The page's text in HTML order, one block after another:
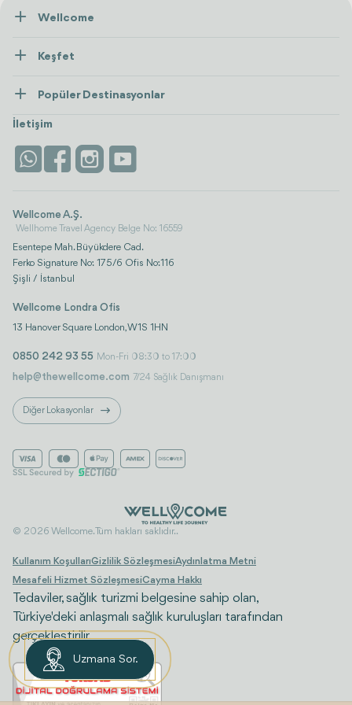
Wellcome
İletişim
Keşfet
Wellness
Konaklama
Life Platform
Popüler Destinasyonlar
Tümünü Gör
İstanbul
İletişim
Wellcome A.Ş.
Wellhome Travel Agency Belge No: 16559
Esentepe Mah. Büyükdere Cad.
Ferko Signature No: 175/6 Ofis No:116
Şişli / İstanbul
Wellcome Londra Ofis
13 Hanover Square London, W1S 1HN
0850 242 93 55 Mon-Fri 08:30 to 17:00
help@thewellcome.com 7/24 Sağlık Danışmanı
Diğer Lokasyonlar
© 2026 Wellcome. Tüm hakları saklıdır..
Kullanım KoşullarıGizlilik SözleşmesiAydınlatma Metni
Mesafeli Hizmet SözleşmesiCayma Hakkı
Tedaviler, sağlık turizmi belgesine sahip olan,
Türkiye'deki anlaşmalı sağlık kuruluşları tarafından
gerçekleştirilir.
Uzmana Sor.